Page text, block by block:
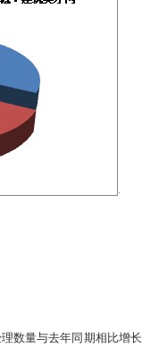
数量与去年同期相比增长